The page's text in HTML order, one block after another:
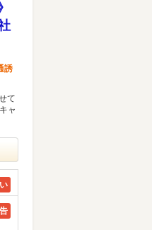
誘
て
ャ